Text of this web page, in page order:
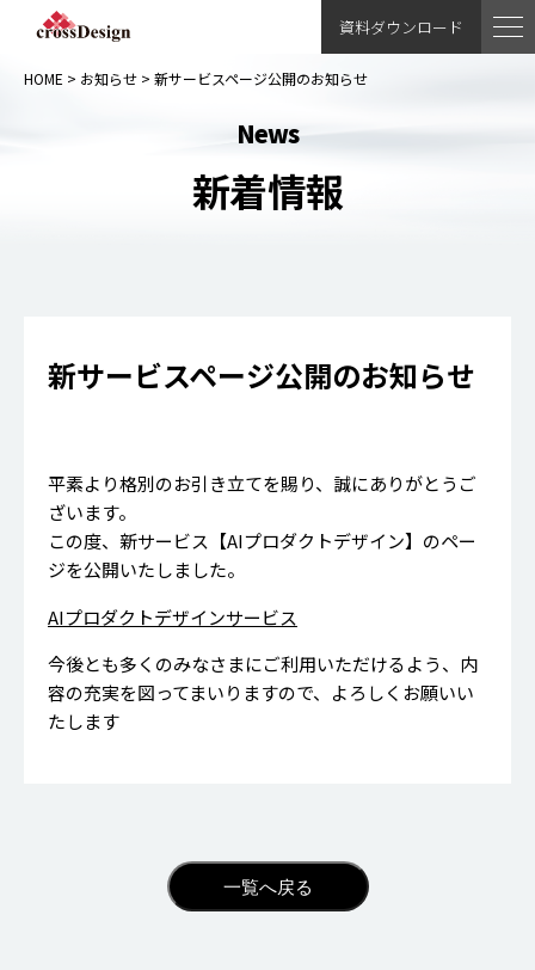
資料ダウンロード
HOME > お知らせ > 新サービスページ公開のお知らせ
news
新着情報
新サービスページ公開のお知らせ
平素より格別のお引き立てを賜り、誠にありがとうご
ざいます。
この度、新サービス【AIプロダクトデザイン】のペー
ジを公開いたしました。
AIプロダクトデザインサービス
今後とも多くのみなさまにご利用いただけるよう、内
容の充実を図ってまいりますので、よろしくお願いい
たします